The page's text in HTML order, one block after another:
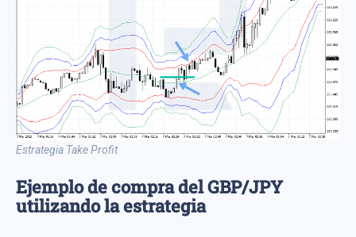
Estrategia Take Profit
Ejemplo de compra del GBP/JPY
utilizando la estrategia